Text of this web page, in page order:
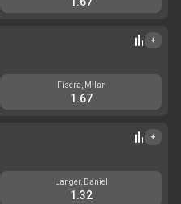
+
Fisera, Milan
1.67
+
Langer, Daniel
1.32